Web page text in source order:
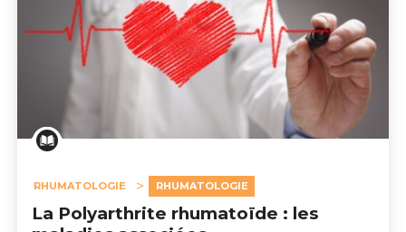
RHUMATOLOGIE RHUMATOLOGIE
La Polyarthrite rhumatoïde : les